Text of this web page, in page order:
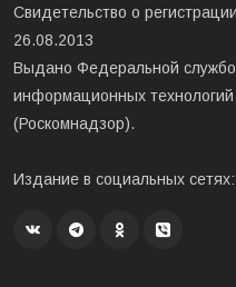
Свидетельство о
26.08.2013
Выдано Федеральной
информационных
(Роскомнадзор).
Издание в социальных сетях: